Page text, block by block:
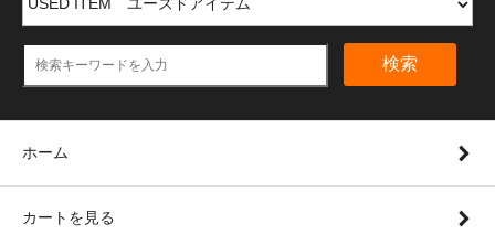
検索
ホーム
カートを見る